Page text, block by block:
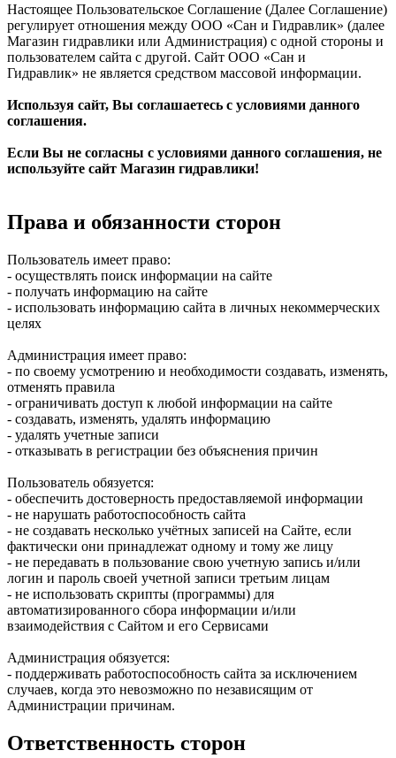
Настоящее Пользовательское Соглашение (Далее Соглашение)
регулирует отношения между ООО «Сан и Гидравлик» (далее
Магазин гидравлики или Администрация) с одной стороны и
пользователем сайта с другой. Сайт ООО «Сан и
Гидравлик» не является средством массовой информации.
Используя сайт, Вы соглашаетесь с условиями данного
соглашения.
Если Вы не согласны с условиями данного соглашения, не
используйте сайт Магазин гидравлики!
Права и обязанности сторон
Пользователь имеет право:
- осуществлять поиск информации на сайте
- получать информацию на сайте
- использовать информацию сайта в личных некоммерческих
целях
Администрация имеет право:
- по своему усмотрению и необходимости создавать, изменять,
отменять правила
- ограничивать доступ к любой информации на сайте
- создавать, изменять, удалять информацию
- удалять учетные записи
- отказывать в регистрации без объяснения причин
Пользователь обязуется:
- обеспечить достоверность предоставляемой информации
- не нарушать работоспособность сайта
- не создавать несколько учётных записей на Сайте, если
фактически они принадлежат одному и тому же лицу
- не передавать в пользование свою учетную запись и/или
логин и пароль своей учетной записи третьим лицам
- не использовать скрипты (программы) для
автоматизированного сбора информации и/или
взаимодействия с Сайтом и его Сервисами
Администрация обязуется:
- поддерживать работоспособность сайта за исключением
случаев, когда это невозможно по независящим от
Администрации причинам.
Ответственность сторон